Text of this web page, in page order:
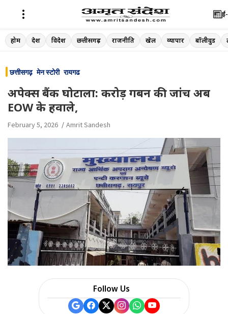
Skip
to
होम देश विदेश छत्तीसगढ़ राजनीति खेल व्यापार बॉलीवुड
छत्तीसगढ़ मेन स्टोरी रायगढ
अपेक्स बैंक घोटाला: करोड़ गबन की जांच अब
EOW के हवाले,
February 5, 2026 Amrit Sandesh
Follow Us